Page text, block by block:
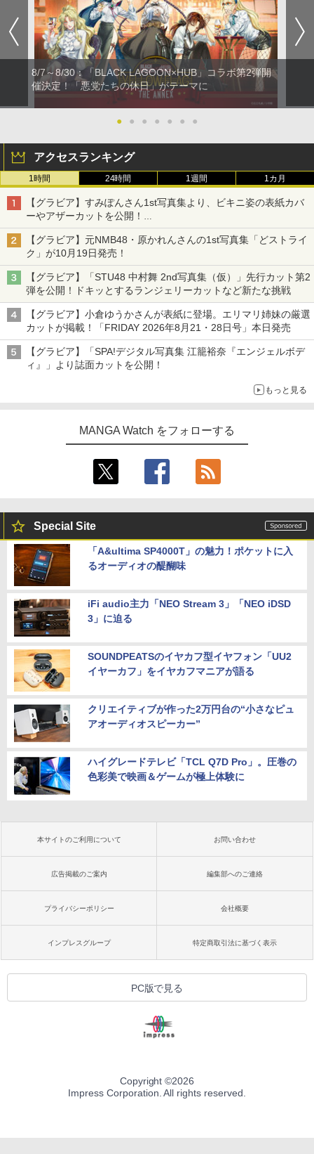
8/7～8/30：「BLACK LAGOON×HUB」コラボ第2弾開
催決定！「悪党たちの休日」がテーマに
● ● ● ● ● ● ●
アクセスランキング
1時間 24時間 1週間 1カ月
【グラビア】すみぽんさん1st写真集より、ビキニ姿の表紙カバ
ーやアザーカットを公開！
タイトルは「offcourt（オフコート）」に決定
【グラビア】元NMB48・原かれんさんの1st写真集「どストライ
ク」が10月19日発売！
【グラビア】「STU48 中村舞 2nd写真集（仮）」先行カット第2
弾を公開！ドキッとするランジェリーカットなど新たな挑戦
【グラビア】小倉ゆうかさんが表紙に登場。エリマリ姉妹の厳選
カットが掲載！「FRIDAY 2026年8⽉21・28日号」本日発売
【グラビア】「SPA!デジタル写真集 江籠裕奈『エンジェルボデ
ィ』」より誌面カットを公開！
もっと見る
MANGA Watch をフォローする
Special Site
「A&ultima SP4000T」の魅力！ポケットに入
るオーディオの醍醐味
iFi audio主力「NEO Stream 3」「NEO iDSD
3」に迫る
SOUNDPEATSのイヤカフ型イヤフォン「UU2
イヤーカフ」をイヤカフマニアが語る
クリエイティブが作った2万円台の“小さなピュ
アオーディオスピーカー”
ハイグレードテレビ「TCL Q7D Pro」。圧巻の
色彩美で映画＆ゲームが極上体験に
本サイトのご利用について お問い合わせ
広告掲載のご案内 編集部へのご連絡
プライバシーポリシー 会社概要
インプレスグループ 特定商取引法に基づく表示
PC版で見る
Copyright ©2026
Impress Corporation. All rights reserved.